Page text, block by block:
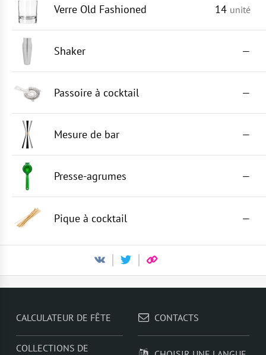
Verre Old Fashioned 14 unité
Shaker —
Passoire à cocktail —
Mesure de bar —
Presse-agrumes —
Pique à cocktail —
CALCULATEUR DE FÊTE
COLLECTIONS DE
CONTACTS